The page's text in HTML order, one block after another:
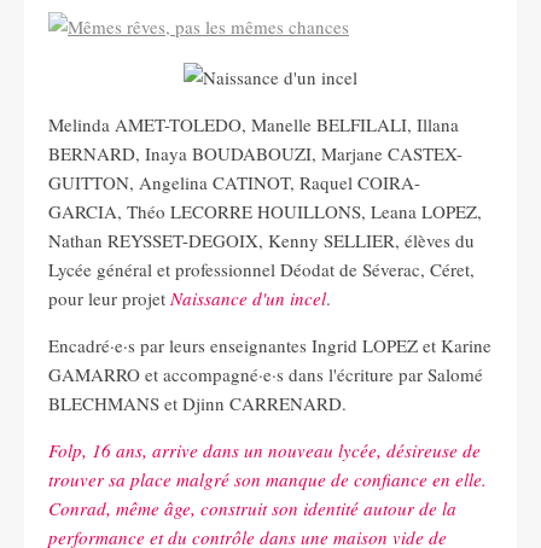
Melinda AMET-TOLEDO, Manelle BELFILALI, Illana
BERNARD, Inaya BOUDABOUZI, Marjane CASTEX-
GUITTON, Angelina CATINOT, Raquel COIRA-
GARCIA, Théo LECORRE HOUILLONS, Leana LOPEZ,
Nathan REYSSET-DEGOIX, Kenny SELLIER, élèves du
Lycée général et professionnel Déodat de Séverac, Céret,
pour leur projet Naissance d'un incel.
Encadré·e·s par leurs enseignantes Ingrid LOPEZ et Karine
GAMARRO et accompagné·e·s dans l'écriture par Salomé
BLECHMANS et Djinn CARRENARD.
Folp, 16 ans, arrive dans un nouveau lycée, désireuse de
trouver sa place malgré son manque de confiance en elle.
Conrad, même âge, construit son identité autour de la
performance et du contrôle dans une maison vide de